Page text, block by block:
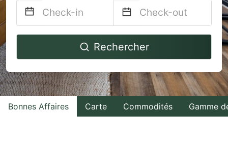
Navigate
to
interact
with
the
Navigate
backward
to
interact
with
the
Rechercher
Bonnes Affaires Carte Commodités Gamme